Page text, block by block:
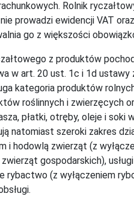
Rolnik
prowadzi ewidencji VAT oraz
go z większości
z produktów
w art. 20 ust. 1c i 1d ustawy
kategoria produktów
roślinnych i zwierzęcych
płatki, otręby, oleje i
natomiast szeroki zakres
i hodowlą zwierząt (z
gospodarskich),
rybactwo (z wyłączeniem